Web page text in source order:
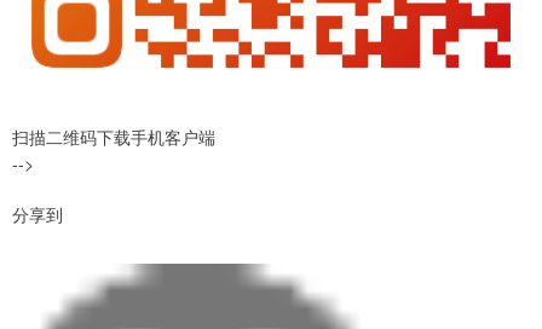
扫描二维码下载手机客户端
-->
分享到